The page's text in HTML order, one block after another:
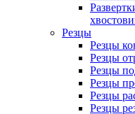
Резцы
Резцы
Резцы
Резцы
Резцы
Резцы
Резцы